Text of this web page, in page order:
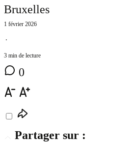
Bruxelles
1 février 2026
⋅
3 min de lecture
0
Partager sur :